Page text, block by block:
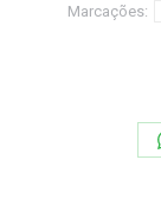
Marcações: